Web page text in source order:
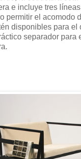
e incluye tres
permitir el acomodo
disponibles para el
separador para